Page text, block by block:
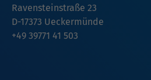
Ravensteinstraße 23
D-17373 Ueckermünde
+49 39771 41 503